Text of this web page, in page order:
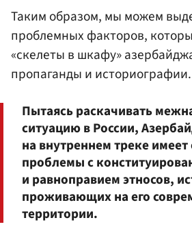
Таким образом, мы можем
проблемных факторов,
«скелеты в шкафу»
пропаганды и историографии.
Пытаясь раскачивать
ситуацию в России,
на внутреннем треке
проблемы с
и равноправием этносов,
проживающих на его
территории.